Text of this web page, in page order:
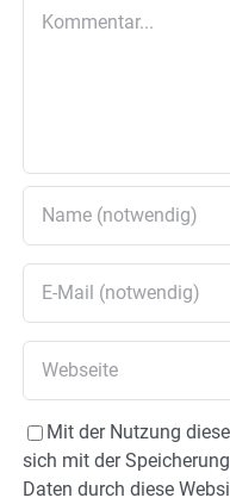
Mit der Nutzung
sich mit der
Daten durch diese